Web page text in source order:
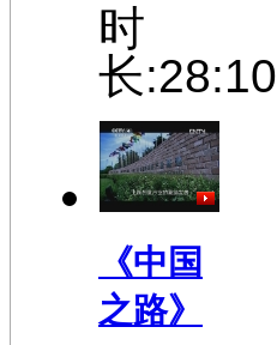
时
长:28:10
《中国
之路》